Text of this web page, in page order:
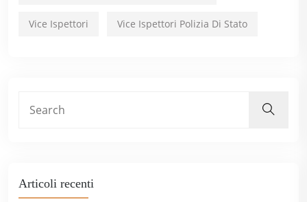
Vice Ispettori Vice Ispettori Polizia Di Stato
Articoli recenti